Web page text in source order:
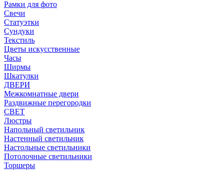
Рамки для фото
Свечи
Статуэтки
Сундуки
Текстиль
Цветы искусственные
Часы
Ширмы
Шкатулки
ДВЕРИ
Межкомнатные двери
Раздвижные перегородки
СВЕТ
Люстры
Напольный светильник
Настенный светильник
Настольные светильники
Потолочные светильники
Торшеры